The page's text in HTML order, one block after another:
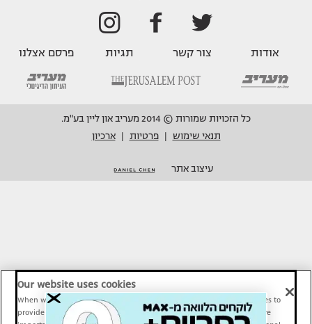
אודות צור קשר תגיות פרסם אצלנו
כל הזכויות שמורות © 2014 מעריב און ליין בע"מ.
תנאי שימוש
פרטיות ארכיון
עיצוב אתר
Our website uses cookies
When we provide Maariv, TMI and Sport1 content online, we use cookies to
provide social media features and to analyze our traffic. These tools are